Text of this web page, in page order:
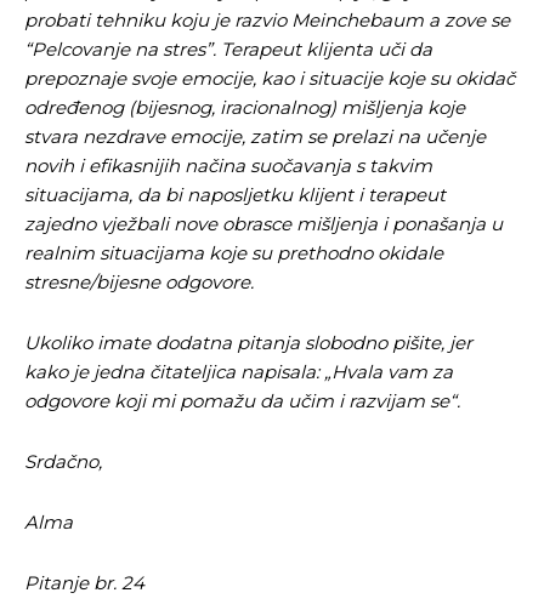
[wpuf_form id=”7463”]
[wpuf_form id=”7463”]
probati tehniku koju je razvio Meinchebaum a zove se
“Pelcovanje na stres”. Terapeut klijenta uči da
prepoznaje svoje emocije, kao i situacije koje su okidač
određenog (bijesnog, iracionalnog) mišljenja koje
stvara nezdrave emocije, zatim se prelazi na učenje
novih i efikasnijih načina suočavanja s takvim
situacijama, da bi naposljetku klijent i terapeut
zajedno vježbali nove obrasce mišljenja i ponašanja u
realnim situacijama koje su prethodno okidale
stresne/bijesne odgovore.
Ukoliko imate dodatna pitanja slobodno pišite, jer
kako je jedna čitateljica napisala: „Hvala vam za
odgovore koji mi pomažu da učim i razvijam se“.
Srdačno,
Alma
Pitanje br. 24